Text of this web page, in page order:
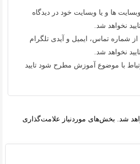
ها و یا وبسایت خود در دیدگاه
نخواهد شد.
از شماره تماس، ایمیل و آیدی تلگرام
نخواهد شد.
با موضوع آموزش مطرح شود تایید
شد. بخش‌های موردنیاز علامت‌گذاری